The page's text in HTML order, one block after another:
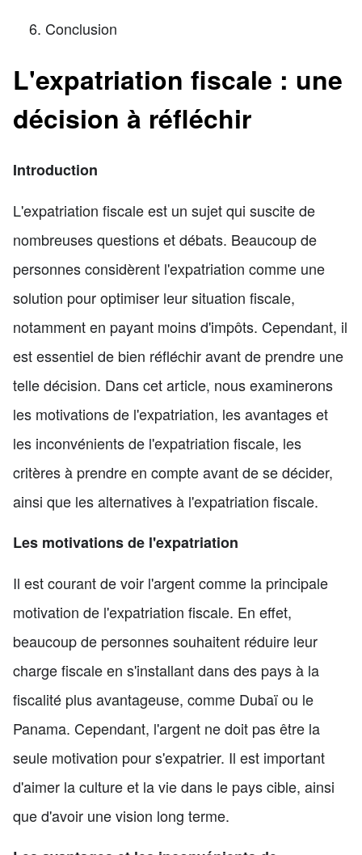
Conclusion
L'expatriation fiscale : une
décision à réfléchir
Introduction
L'expatriation fiscale est un sujet qui suscite de
nombreuses questions et débats. Beaucoup de
personnes considèrent l'expatriation comme une
solution pour optimiser leur situation fiscale,
notamment en payant moins d'impôts. Cependant, il
est essentiel de bien réfléchir avant de prendre une
telle décision. Dans cet article, nous examinerons
les motivations de l'expatriation, les avantages et
les inconvénients de l'expatriation fiscale, les
critères à prendre en compte avant de se décider,
ainsi que les alternatives à l'expatriation fiscale.
Les motivations de l'expatriation
Il est courant de voir l'argent comme la principale
motivation de l'expatriation fiscale. En effet,
beaucoup de personnes souhaitent réduire leur
charge fiscale en s'installant dans des pays à la
fiscalité plus avantageuse, comme Dubaï ou le
Panama. Cependant, l'argent ne doit pas être la
seule motivation pour s'expatrier. Il est important
d'aimer la culture et la vie dans le pays cible, ainsi
que d'avoir une vision long terme.